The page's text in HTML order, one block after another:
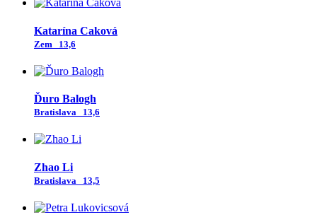
Katarína Caková
Zem 13,6
Ďuro Balogh
Bratislava 13,6
Zhao Li
Bratislava 13,5